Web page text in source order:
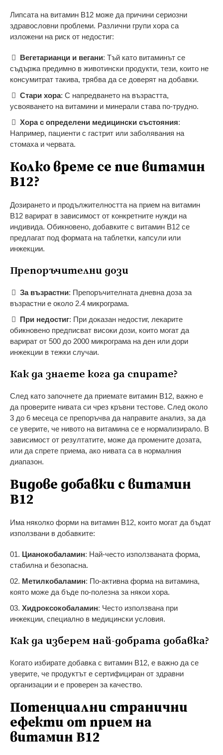
Липсата на витамин B12 може да причини сериозни
здравословни проблеми. Различни групи хора са
изложени на риск от недостиг:
Вегетарианци и вегани: Тъй като витаминът се
съдържа предимно в животински продукти, тези, които не
консумитрат такива, трябва да се доверят на добавки.
Стари хора: С напредването на възрастта,
усвояването на витамини и минерали става по-трудно.
Хора с определени медицински състояния:
Например, пациенти с гастрит или заболявания на
стомаха и червата.
Колко време се пие витамин
B12?
Дозирането и продължителността на прием на витамин
B12 варират в зависимост от конкретните нужди на
индивида. Обикновено, добавките с витамин B12 се
предлагат под формата на таблетки, капсули или
инжекции.
Препоръчителни дози
За възрастни: Препоръчителната дневна доза за
възрастни е около 2.4 микрограма.
При недостиг: При доказан недостиг, лекарите
обикновено предписват високи дози, които могат да
варират от 500 до 2000 микрограма на ден или дори
инжекции в тежки случаи.
Как да знаете кога да спирате?
След като започнете да приемате витамин B12, важно е
да проверите нивата си чрез кръвни тестове. След около
3 до 6 месеца се препоръчва да направите анализ, за да
се уверите, че нивото на витамина се е нормализирало. В
зависимост от резултатите, може да промените дозата,
или да спрете приема, ако нивата са в нормалния
диапазон.
Видове добавки с витамин
B12
Има няколко форми на витамин B12, които могат да бъдат
използвани в добавките:
Цианокобаламин: Най-често използваната форма,
стабилна и безопасна.
Метилкобаламин: По-активна форма на витамина,
която може да бъде по-полезна за някои хора.
Хидроксокобаламин: Често използвана при
инжекции, специално в медицински условия.
Как да изберем най-добрата добавка?
Когато избирате добавка с витамин B12, е важно да се
уверите, че продуктът е сертифициран от здравни
организации и е проверен за качество.
Потенциални странични
ефекти от прием на
витамин B12